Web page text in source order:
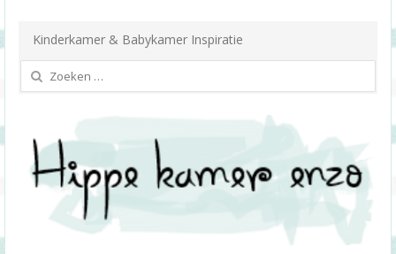
Kinderkamer & Babykamer Inspiratie
Zoeken
naar: